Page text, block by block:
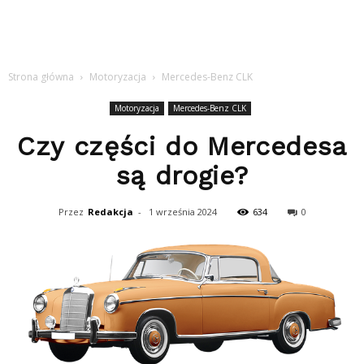
Strona główna Motoryzacja Mercedes-Benz CLK
Motoryzacja Mercedes-Benz CLK
Czy części do Mercedesa
są drogie?
Przez Redakcja - 1 września 2024 634 0